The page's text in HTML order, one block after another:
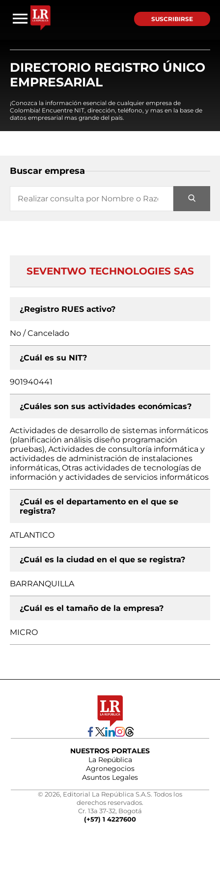
SUSCRIBIRSE
DIRECTORIO REGISTRO ÚNICO
EMPRESARIAL
¡Conozca la información esencial de cualquier empresa de
Colombia! Encuentre NIT, dirección, teléfono, y mas en la base de
datos empresarial mas grande del país.
Buscar empresa
SEVENTWO TECHNOLOGIES SAS
¿Registro RUES activo?
No / Cancelado
¿Cuál es su NIT?
901940441
¿Cuáles son sus actividades económicas?
Actividades de desarrollo de sistemas informáticos
(planificación análisis diseño programación
pruebas), Actividades de consultoría informática y
actividades de administración de instalaciones
informáticas, Otras actividades de tecnologías de
información y actividades de servicios informáticos
¿Cuál es el departamento en el que se
registra?
ATLANTICO
¿Cuál es la ciudad en el que se registra?
BARRANQUILLA
¿Cuál es el tamaño de la empresa?
MICRO
NUESTROS PORTALES
La República
Agronegocios
Asuntos Legales
© 2026, Editorial La República S.A.S. Todos los
derechos reservados.
Cr. 13a 37-32, Bogotá
(+57) 1 4227600